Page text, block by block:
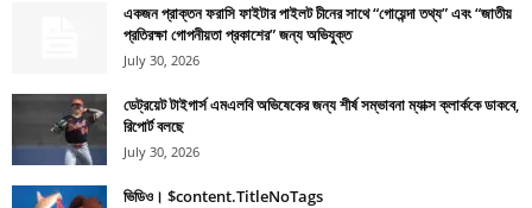
একজন প্রাক্তন ফরাসি ফাইটার পাইলট চীনের সাথে “গোয়েন্দা তথ্য” এবং “জাতীয়
প্রতিরক্ষা গোপনীয়তা প্রকাশের” জন্য অভিযুক্ত
July 30, 2026
ডেট্রয়েট টাইগার্স এমএলবি অভিষেকের জন্য শীর্ষ সম্ভাবনা ম্যাক্স ক্লার্ককে ডাকবে,
রিপোর্ট বলছে
July 30, 2026
ভিডিও। $content.TitleNoTags